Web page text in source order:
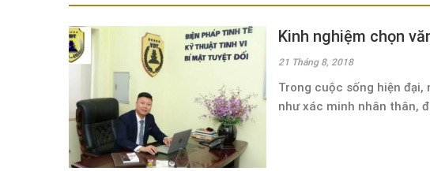
Kinh nghiệm chọn
21 Tháng 8, 2018
Trong cuộc sống hiện đại,
như xác minh nhân thân,